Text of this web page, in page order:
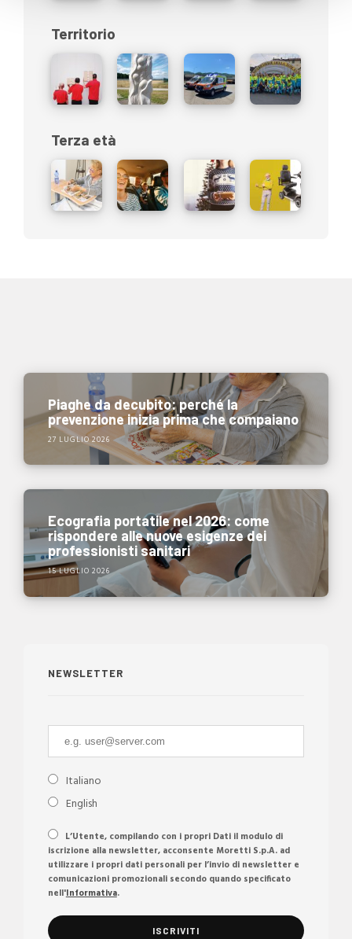
Territorio
Terza età
Piaghe da decubito: perché la
prevenzione inizia prima che compaiano
27 LUGLIO 2026
Ecografia portatile nel 2026: come
rispondere alle nuove esigenze dei
professionisti sanitari
15 LUGLIO 2026
NEWSLETTER
Italiano
English
L’Utente, compilando con i propri Dati il modulo di
iscrizione alla newsletter, acconsente Moretti S.p.A. ad
utilizzare i propri dati personali per l’invio di newsletter e
comunicazioni promozionali secondo quando specificato
nell'Informativa.